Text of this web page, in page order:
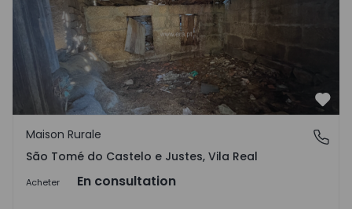
São Tomé do Castelo e Justes, Vila Real
Maison Rurale
São Tomé do Castelo e Justes, Vila Real
Acheter En consultation